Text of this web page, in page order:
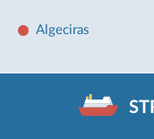
Algeciras